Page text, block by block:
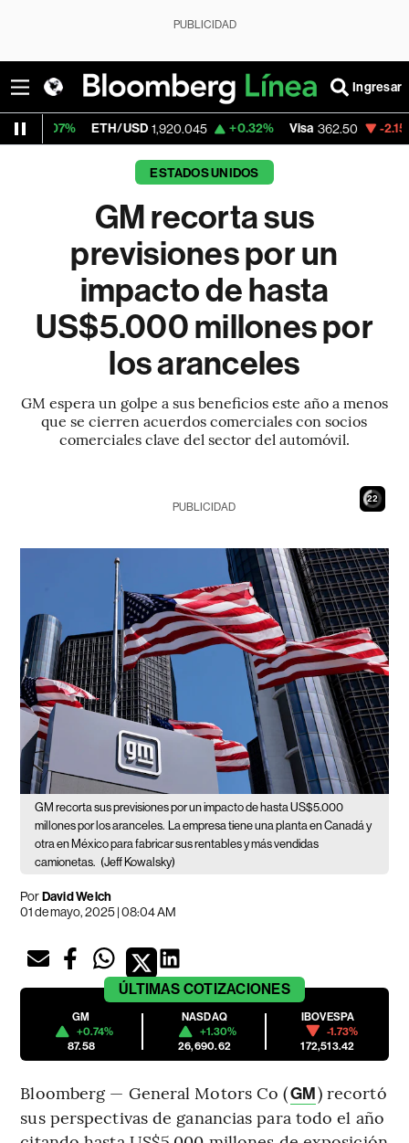
PUBLICIDAD
Ingresar
ETH/USD 1,920.045 +0.32% Visa 362.50 -2.15%
ESTADOS UNIDOS
GM recorta sus
previsiones por un
impacto de hasta
US$5.000 millones por
los aranceles
GM espera un golpe a sus beneficios este año a menos
que se cierren acuerdos comerciales con socios
comerciales clave del sector del automóvil.
21
PUBLICIDAD
GM recorta sus previsiones por un impacto de hasta US$5.000
millones por los aranceles.
La empresa tiene una planta en Canadá y
otra en México para fabricar sus rentables y más vendidas
camionetas. (Jeff Kowalsky)
PorDavid Welch
01 de mayo, 2025 | 08:04 AM
ÚLTIMAS COTIZACIONES
GM
+0.74%
87.58
NASDAQ
+1.30%
26,690.62
IBOVESPA
-1.73%
172,513.42
Bloomberg — General Motors Co (GM) recortó
sus perspectivas de ganancias para todo el año